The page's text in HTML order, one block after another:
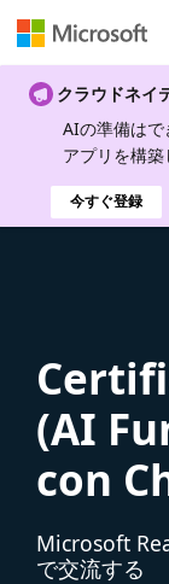
クラウドネイ
AIの準備は
アプリを構築
今すぐ登録
(AI
con
Microsoft
で交流する